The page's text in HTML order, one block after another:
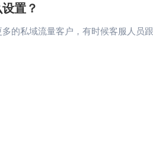
置？
的私域流量客户，有时候客服人员